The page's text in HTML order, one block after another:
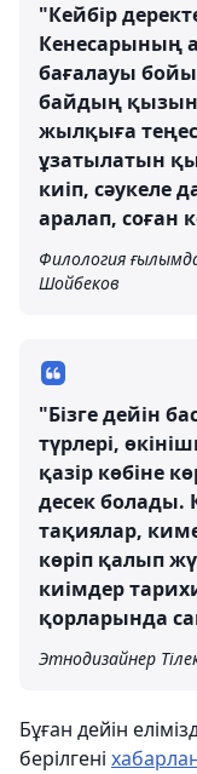
"Кейбір
Кенесарының
бағалауы
байдың
жылқыға
ұзатылатын
киіп, сәукеле
аралап, соған
Филология
Шойбеков
"Бізге дейін
түрлері,
қазір көбіне
десек болады.
тақиялар,
көріп қалып
киімдер
қорларында
Этнодизайнер
Бұған дейін
берілгені